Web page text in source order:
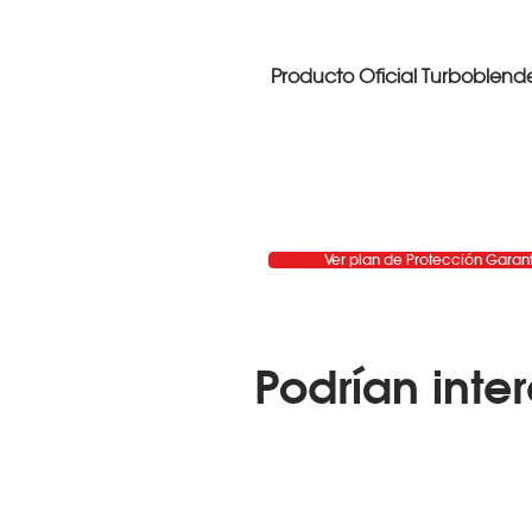
Producto Oficial
Ver plan de Protección
Podrían